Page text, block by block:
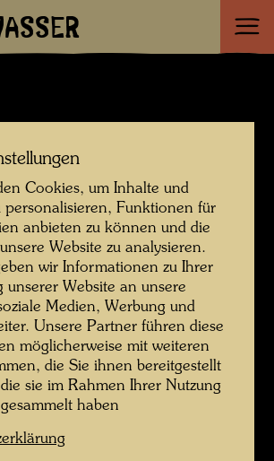
Cookies, um Inhalte und
personalisieren, Funktionen für
anbieten zu können und die
Website zu analysieren.
wir Informationen zu Ihrer
unserer Website an unsere
Medien, Werbung und
Unsere Partner führen diese
möglicherweise mit weiteren
die Sie ihnen bereitgestellt
sie im Rahmen Ihrer Nutzung
haben